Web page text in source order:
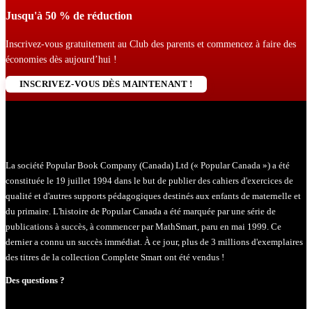
Jusqu'à 50 % de réduction
Inscrivez-vous gratuitement au Club des parents et commencez à faire des
économies dès aujourd’hui !
INSCRIVEZ-VOUS DÈS MAINTENANT !
La société Popular Book Company (Canada) Ltd (« Popular Canada ») a été
constituée le 19 juillet 1994 dans le but de publier des cahiers d'exercices de
qualité et d'autres supports pédagogiques destinés aux enfants de maternelle et
du primaire. L'histoire de Popular Canada a été marquée par une série de
publications à succès, à commencer par MathSmart, paru en mai 1999. Ce
dernier a connu un succès immédiat. À ce jour, plus de 3 millions d'exemplaires
des titres de la collection Complete Smart ont été vendus !
Des questions ?